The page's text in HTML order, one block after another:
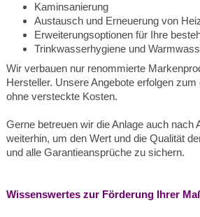
Kaminsanierung
Austausch und Erneuerung von
Erweiterungsoptionen für Ihre
Trinkwasserhygiene und
Wir verbauen nur renommierte
Hersteller. Unsere Angebote erfolgen
ohne versteckte Kosten.
Gerne betreuen wir die Anlage auch nach
weiterhin, um den Wert und die Qualität
und alle Garantieansprüche zu sichern.
Wissenswertes zur Förderung Ihrer